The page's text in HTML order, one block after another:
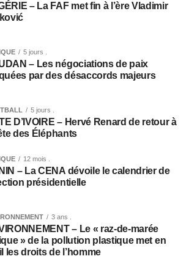
– La FAF met fin à l’ère Vladimir
5 jours .
– Les négociations de paix
par des désaccords majeurs
5 jours .
D’IVOIRE – Hervé Renard de retour à
des Éléphants
12 mois .
– La CENA dévoile le calendrier de
présidentielle
3 ans .
– Le « raz-de-marée
» de la pollution plastique met en
les droits de l’homme